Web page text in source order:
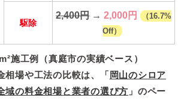
駆除
2,400円→2,000円
（16.7%
Off）
施工例（真庭市の実績ベース）
相場や工法の比較は、「 岡山のシロア
域の料金相場と業者の選び方 」のペー